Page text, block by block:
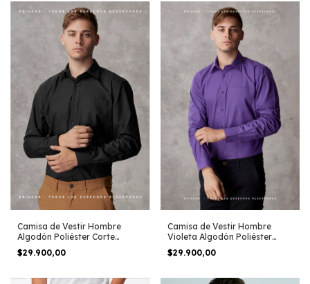
Camisa de Vestir Hombre
Algodón Poliéster Corte
Clásico Negro
$29.900,00
Camisa de Vestir Hombre
Violeta Algodón Poliéster
Corte Clásico
$29.900,00